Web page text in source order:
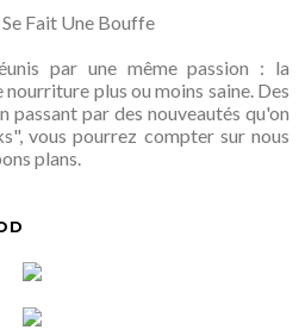
par une même passion : la
plus ou moins saine. Des
passant par des nouveautés qu'on
vous pourrez compter sur nous
plans.